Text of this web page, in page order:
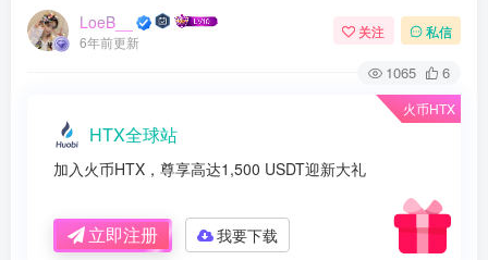
LoeB__
6年前更新
关注 私信
1065 6
火币HTX
HTX全球站
加入火币HTX，尊享高达1,500 USDT迎新大礼
立即注册 我要下载